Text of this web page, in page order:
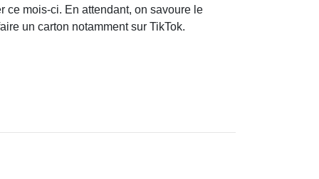
ce mois-ci. En attendant, on savoure le
un carton notamment sur TikTok.